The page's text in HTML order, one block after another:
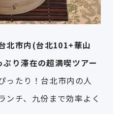
北市内(台北101+華山
り滞在の超満喫ツアー
ったり！台北市内の人
ンチ、九份まで効率よく